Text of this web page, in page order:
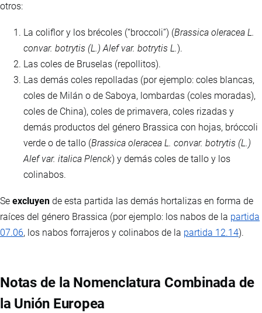
otros:
La coliflor y los brécoles (“broccoli”) (Brassica oleracea L.
convar. botrytis (L.) Alef var. botrytis L.).
Las coles de Bruselas (repollitos).
Las demás coles repolladas (por ejemplo: coles blancas,
coles de Milán o de Saboya, lombardas (coles moradas),
coles de China), coles de primavera, coles rizadas y
demás productos del género Brassica con hojas, bróccoli
verde o de tallo (Brassica oleracea L. convar. botrytis (L.)
Alef var. italica Plenck) y demás coles de tallo y los
colinabos.
Se excluyen de esta partida las demás hortalizas en forma de
raíces del género Brassica (por ejemplo: los nabos de la partida
07.06, los nabos forrajeros y colinabos de la partida 12.14).
Notas de la Nomenclatura Combinada de
la Unión Europea